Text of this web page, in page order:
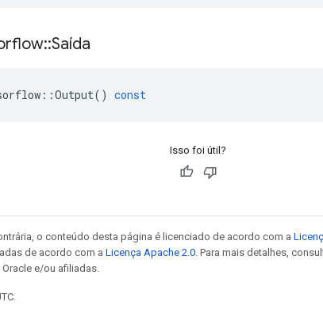
::Saída
::Output() const
Isso foi útil?
o conteúdo desta página é licenciado de acordo com a
de acordo com a Licença Apache 2.0 . Para mais detalhes,
e/ou afiliadas.